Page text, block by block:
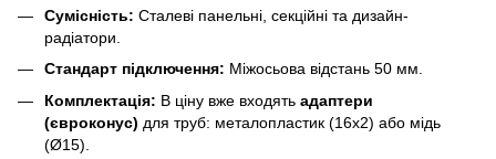
Сумісність: Сталеві панельні, секційні та дизайн-
радіатори.
Стандарт підключення: Міжосьова відстань 50 мм.
Комплектація: В ціну вже входять адаптери
(євроконус) для труб: металопластик (16х2) або мідь
(Ø15).